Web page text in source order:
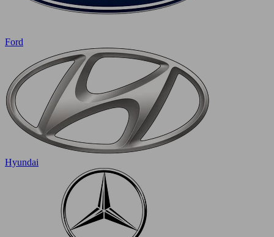
Ford
Hyundai